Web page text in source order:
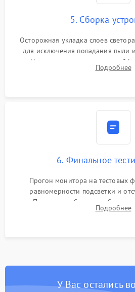
5. Сборка
Осторожная укладка слоев
для исключения попадания пыли
Надежное подключение
аккуратное защелкиваниеПодробнее
6. Финальное
Прогон монитора на тестовых
равномерности подсветки и
Проверка работоспособности
DisplayPort, VGA) и кнопокПодробнее
У Вас остались